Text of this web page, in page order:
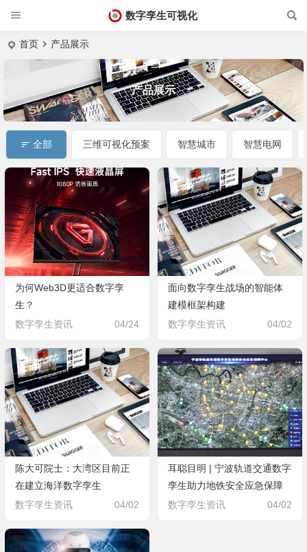
数字孪生可视化
首页 产品展示
产品展示
全部 三维可视化预案 智慧城市 智慧电网
为何Web3D更适合数字孪
生？
数字孪生资讯
04/24
面向数字孪生战场的智能体
建模框架构建
数字孪生资讯
04/02
陈大可院士：大湾区目前正
在建立海洋数字孪生
数字孪生资讯
04/02
耳聪目明 | 宁波轨道交通数字
孪生助力地铁安全应急保障
应用
数字孪生资讯 04/02